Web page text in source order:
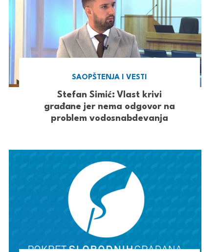
SAOPŠTENJA I VESTI
Stefan Simić: Vlast krivi
građane jer nema odgovor na
problem vodosnabdevanja